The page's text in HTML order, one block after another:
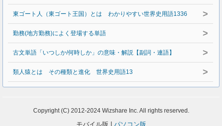
東ゴート人（東ゴート王国）とは わかりやすい世界史用語1336 >
勤務(地方勤務)によく登場する単語 >
古文単語「いつしか/何時しか」の意味・解説【副詞・連語】 >
類人猿とは その種類と進化 世界史用語13 >
Copyright (C) 2012-2024 Wizshare Inc. All rights reserved.
モバイル版 | パソコン版